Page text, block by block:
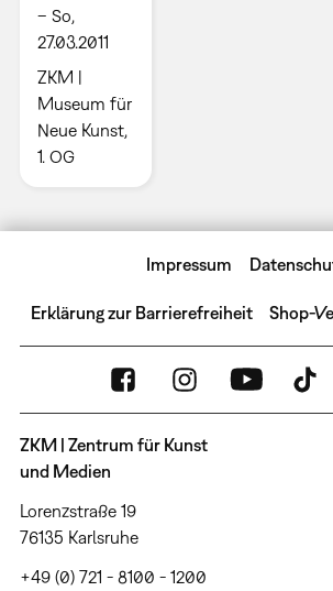
– So,
27.03.2011
ZKM |
Museum für
Neue Kunst,
1. OG
Impressum
Erklärung zur Barrierefreiheit Shop-
ZKM | Zentrum für Kunst
und Medien
Lorenzstraße 19
76135 Karlsruhe
+49 (0) 721 - 8100 - 1200